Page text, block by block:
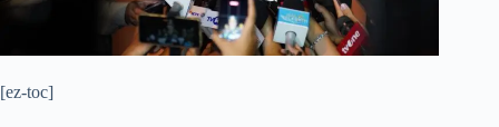
[ez-toc]